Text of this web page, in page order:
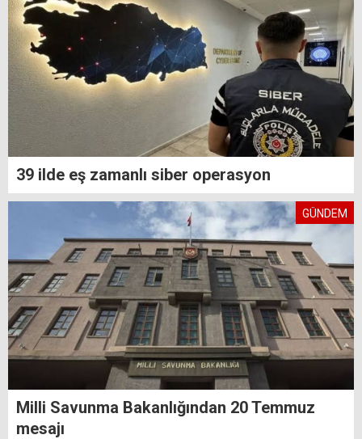
39 ilde eş zamanlı siber operasyon
GÜNDEM
Milli Savunma Bakanlığından 20 Temmuz
mesajı